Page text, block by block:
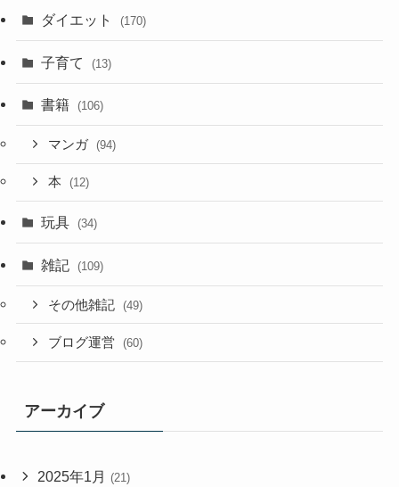
ダイエット (170)
子育て (13)
書籍 (106)
マンガ (94)
本 (12)
玩具 (34)
雑記 (109)
その他雑記 (49)
ブログ運営 (60)
アーカイブ
2025年1月 (21)